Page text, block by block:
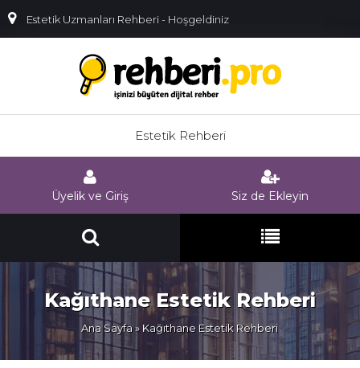
Estetik Uzmanları Rehberi - Hoşgeldiniz
Estetik Rehberi
Üyelik ve Giriş Siz de Ekleyin
Kağıthane Estetik Rehberi
Ana Sayfa» Kağıthane Estetik Rehberi